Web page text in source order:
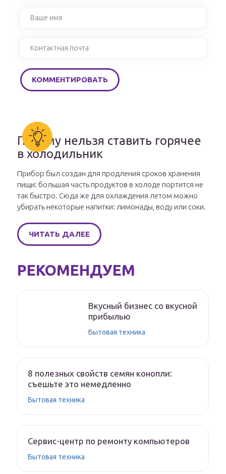
Почему нельзя ставить горячее
в холодильник
Прибор был создан для продления сроков хранения
пищи: большая часть продуктов в холоде портится не
так быстро. Сюда же для охлаждения летом можно
убирать некоторые напитки: лимонады, воду или соки.
ЧИТАТЬ ДАЛЕЕ
РЕКОМЕНДУЕМ
Вкусный бизнес со вкусной
прибылью
Бытовая техника
8 полезных свойств семян конопли:
съешьте это немедленно
Бытовая техника
Сервис-центр по ремонту компьютеров
Бытовая техника